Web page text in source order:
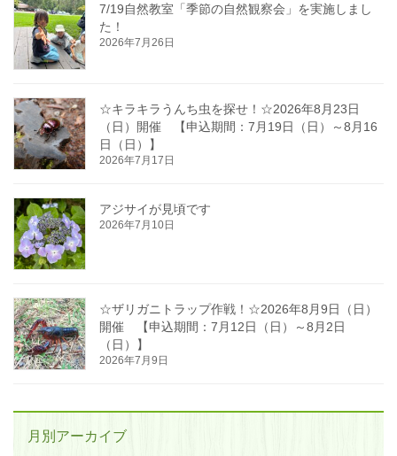
7/19自然教室「季節の自然観察会」を実施しまし
た！
2026年7月26日
☆キラキラうんち虫を探せ！☆2026年8月23日
（日）開催 【申込期間：7月19日（日）～8月16
日（日）】
2026年7月17日
アジサイが見頃です
2026年7月10日
☆ザリガニトラップ作戦！☆2026年8月9日（日）
開催 【申込期間：7月12日（日）～8月2日
（日）】
2026年7月9日
月別アーカイブ